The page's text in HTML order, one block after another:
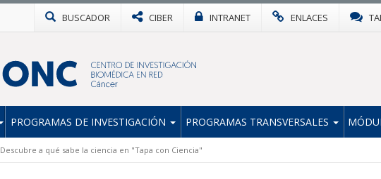
BUSCADOR CIBER INTRANET ENLACES
PROGRAMAS DE INVESTIGACIÓN PROGRAMAS TRANSVERSALES
Descubre a qué sabe la ciencia en "Tapa con Ciencia"